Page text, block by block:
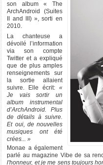
son album « The
ArchAndroid (Suites
II and III) », sorti en
2010.
La chanteuse a
dévoilé l’information
via son compte
Twitter et a expliqué
que de plus amples
renseignements sur
la sortie allaient
suivre. Elle écrit: «
Je vais sortir un
album instrumental
d’ArchAndroid. Plus
de détails à suivre.
Et oui, de nouvelles
musiques ont été
crées... »
Monae a également
parlé au magazine Vibe de sa
l'honneur, et je me sens toujours